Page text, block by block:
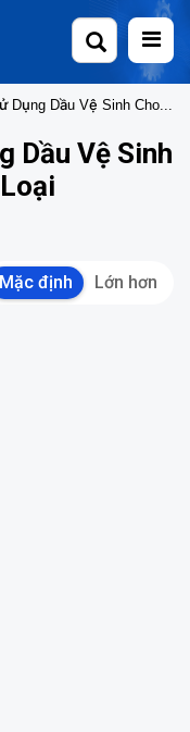
Vệ Sinh Cho Các Bộ Phận Kim Loại
Dầu Vệ Sinh
Mặc định Lớn hơn